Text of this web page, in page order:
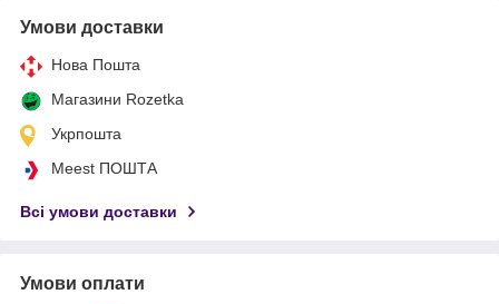
Умови доставки
Нова Пошта
Магазини Rozetka
Укрпошта
Meest ПОШТА
Всі умови доставки
Умови оплати